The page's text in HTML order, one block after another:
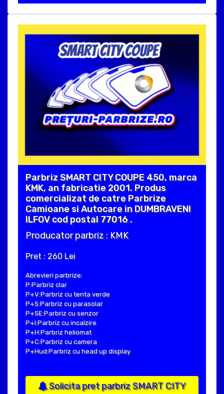
Parbriz SMART CITY COUPE 450, marca
KMK, an fabricatie 2001. Produs
comercializat de catre Parbrize
Camioane si Autocare in DUMBRAVENI
ILFOV cod postal 77016 .
Producator parbriz : KMK
Pret : 260 Lei
Abrevieri parbrize:
P:Parbriz clar
P+V:Parbriz cu tenta verde
P+S:Parbriz cu parasolar
P+SE:Parbriz cu senzor
P+I:Parbriz cu incalzire
P+H:Parbriz heliomat
P+C:Parbriz cu camera
P+Hud:Parbriz cu head up display
Solicita pret parbriz SMART CITY